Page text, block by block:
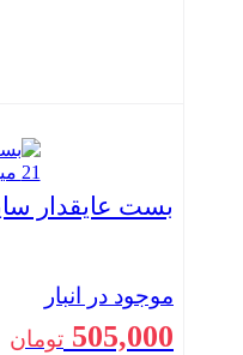
بست عایقدار سایز
موجود در انبار
505,000 تومان